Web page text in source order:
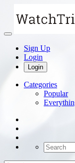
Sign Up
Login
Login
Categories
Popular